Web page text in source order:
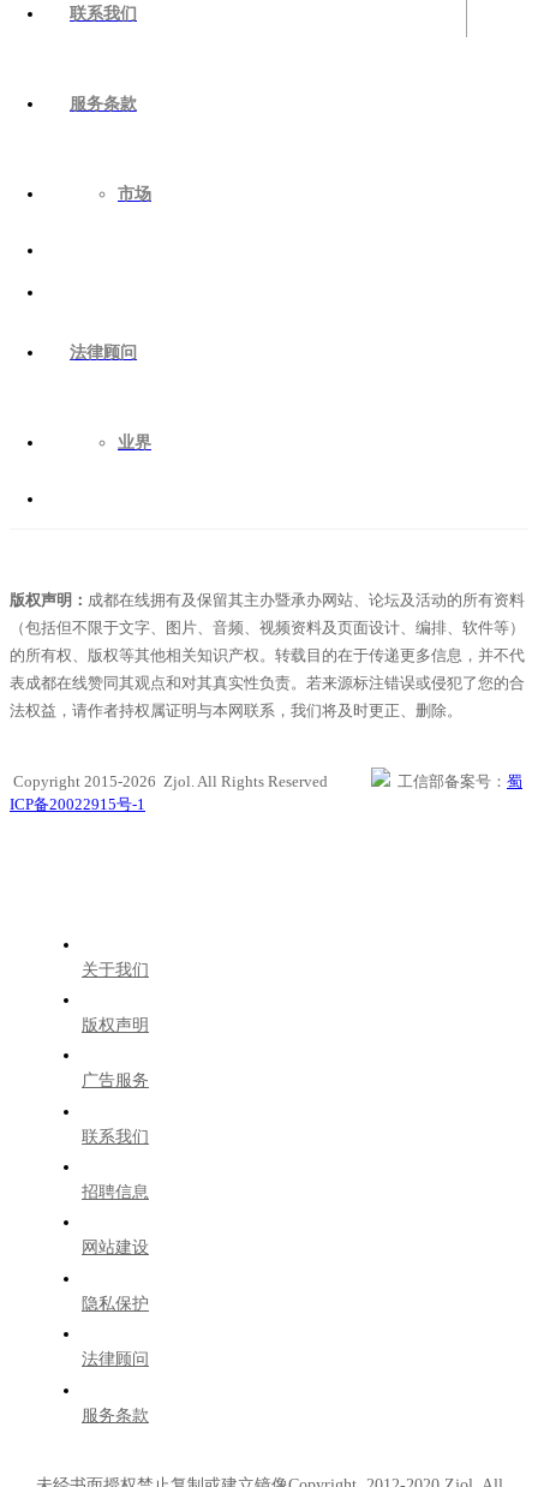
联系我们
服务条款
市场
法律顾问
业界
版权声明： 成都在线拥有及保留其主办暨承办网站、论坛及活动的所有资料
（包括但不限于文字、图片、音频、视频资料及页面设计、编排、软件等）
的所有权、版权等其他相关知识产权。转载目的在于传递更多信息，并不代
表成都在线赞同其观点和对其真实性负责。若来源标注错误或侵犯了您的合
法权益，请作者持权属证明与本网联系，我们将及时更正、删除。
Copyright 2015-2026 Zjol. All Rights Reserved 工信部备案号： 蜀
ICP备20022915号-1
关于我们
版权声明
广告服务
联系我们
招聘信息
网站建设
隐私保护
法律顾问
服务条款